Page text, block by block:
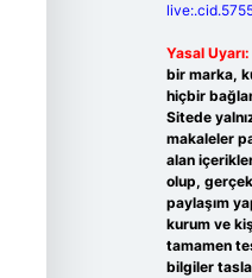
Yasal Uyarı:
bir marka,
hiçbir
Sitede
makaleler
alan
olup,
paylaşım
kurum ve
tamamen
bilgiler